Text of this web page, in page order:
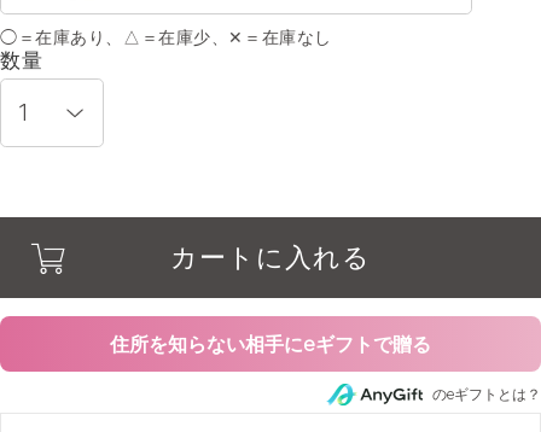
○ 01 lovely bride
○
09 berry juice
10 tea treats
◯＝在庫あり、△＝在庫少、✕＝在庫なし
数量
カートに入れる
住所を知らない相手にeギフトで贈る
のeギフトとは？